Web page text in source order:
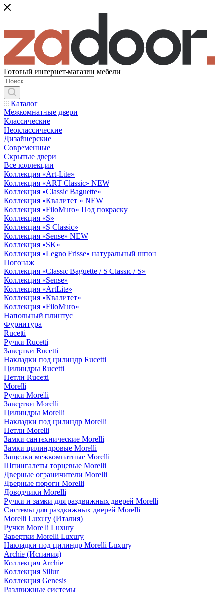
Готовый интернет-магазин мебели
Каталог
Межкомнатные двери
Классические
Неоклассические
Дизайнерские
Современные
Скрытые двери
Все коллекции
Коллекция «Art-Lite»
Коллекция «ART Classic» NEW
Коллекция «Classic Baguette»
Коллекция «Квалитет » NEW
Коллекция «FiloMuro» Под покраску
Коллекция «S»
Коллекция «S Classic»
Коллекция «Sense» NEW
Коллекция «SK»
Коллекция «Legno Frisse» натуральный шпон
Погонаж
Коллекция «Classic Baguette / S Classic / S»
Коллекция «Sense»
Коллекция «ArtLite»
Коллекция «Квалитет»
Коллекция «FiloMuro»
Напольный плинтус
Фурнитура
Rucetti
Ручки Rucetti
Завертки Rucetti
Накладки под цилиндр Rucetti
Цилиндры Rucetti
Петли Rucetti
Morelli
Ручки Morelli
Завертки Morelli
Цилиндры Morelli
Накладки под цилиндр Morelli
Петли Morelli
Замки сантехнические Morelli
Замки цилиндровые Morelli
Защелки межкомнатные Morelli
Шпингалеты торцевые Morelli
Дверные ограничители Morelli
Дверные пороги Morelli
Доводчики Morelli
Ручки и замки для раздвижных дверей Morelli
Системы для раздвижных дверей Morelli
Morelli Luxury (Италия)
Ручки Morelli Luxury
Завертки Morelli Luxury
Накладки под цилиндр Morelli Luxury
Archie (Испания)
Коллекция Archie
Коллекция Sillur
Коллекция Genesis
Раздвижные системы